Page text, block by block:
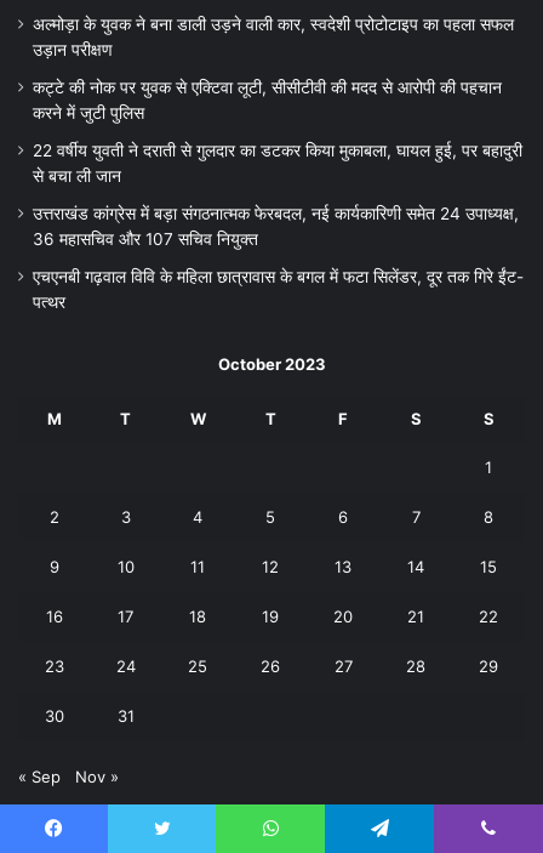
अल्मोड़ा के युवक ने बना डाली उड़ने वाली कार, स्वदेशी प्रोटोटाइप का पहला सफल
उड़ान परीक्षण
कट्टे की नोक पर युवक से एक्टिवा लूटी, सीसीटीवी की मदद से आरोपी की पहचान
करने में जुटी पुलिस
22 वर्षीय युवती ने दराती से गुलदार का डटकर किया मुकाबला, घायल हुई, पर बहादुरी
से बचा ली जान
उत्तराखंड कांग्रेस में बड़ा संगठनात्मक फेरबदल, नई कार्यकारिणी समेत 24 उपाध्यक्ष,
36 महासचिव और 107 सचिव नियुक्त
एचएनबी गढ़वाल विवि के महिला छात्रावास के बगल में फटा सिलेंडर, दूर तक गिरे ईंट-
पत्थर
October 2023
M T W T F S S
1
2 3 4 5 6 7 8
9 10 11 12 13 14 15
16 17 18 19 20 21 22
23 24 25 26 27 28 29
30 31
« Sep Nov »